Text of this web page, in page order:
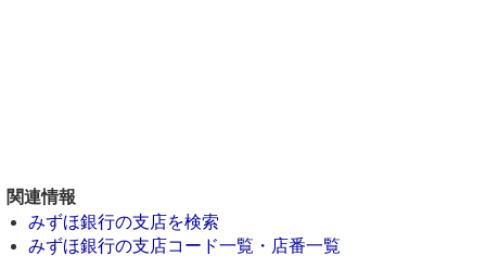
関連情報
みずほ銀行の支店を検索
みずほ銀行の支店コード一覧・店番一覧